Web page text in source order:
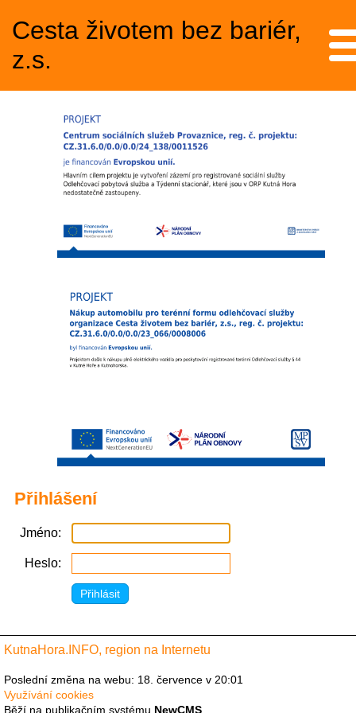
Cesta životem bez bariér,
z.s.
Přihlášení
Jméno
Heslo
KutnaHora.INFO, region na Internetu
Poslední změna na webu: 18. července v 20:01
Využívání cookies
Běží na publikačním systému NewCMS